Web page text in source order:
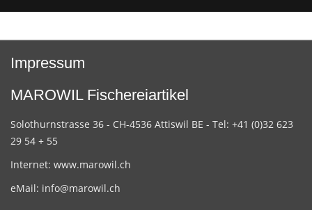
Impressum
MAROWIL Fischereiartikel
Solothurnstrasse 36 - CH-4536 Attiswil BE - Tel: +41 (0)32 623
29 54 + 55
Internet: www.marowil.ch
eMail: info@marowil.ch